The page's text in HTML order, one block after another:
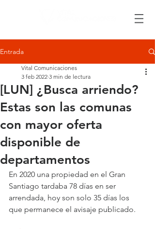
Entrada
[LUN] ¿Busca arriendo?
Estas son las comunas
con mayor oferta
disponible de
departamentos
Vital Comunicaciones
3 feb 2022 3 min de lectura
En 2020 una propiedad en el Gran
Santiago tardaba 78 días en ser
arrendada, hoy son solo 35 días los
que permanece el avisaje publicado.